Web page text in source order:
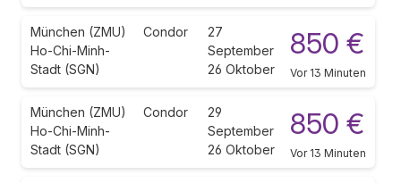
München (ZMU)
Ho-Chi-Minh-
Stadt (SGN)
Condor
27
September
26 Oktober
850 €
Vor 13 Minuten
München (ZMU)
Ho-Chi-Minh-
Stadt (SGN)
Condor
29
September
26 Oktober
850 €
Vor 13 Minuten